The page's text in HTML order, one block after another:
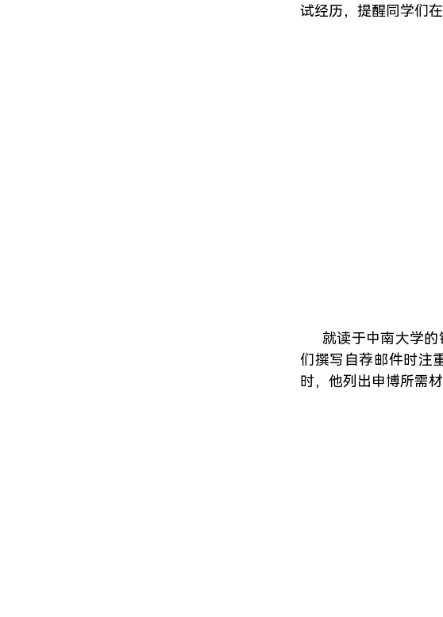
试经历，提醒同学们
就读于中南大学
们撰写自荐邮件时注
时，他列出申博所需